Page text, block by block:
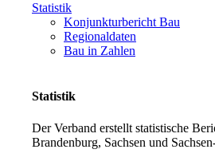
Statistik
Konjunkturbericht Bau
Regionaldaten
Bau in Zahlen
Statistik
Der Verband erstellt statistische
Brandenburg, Sachsen und